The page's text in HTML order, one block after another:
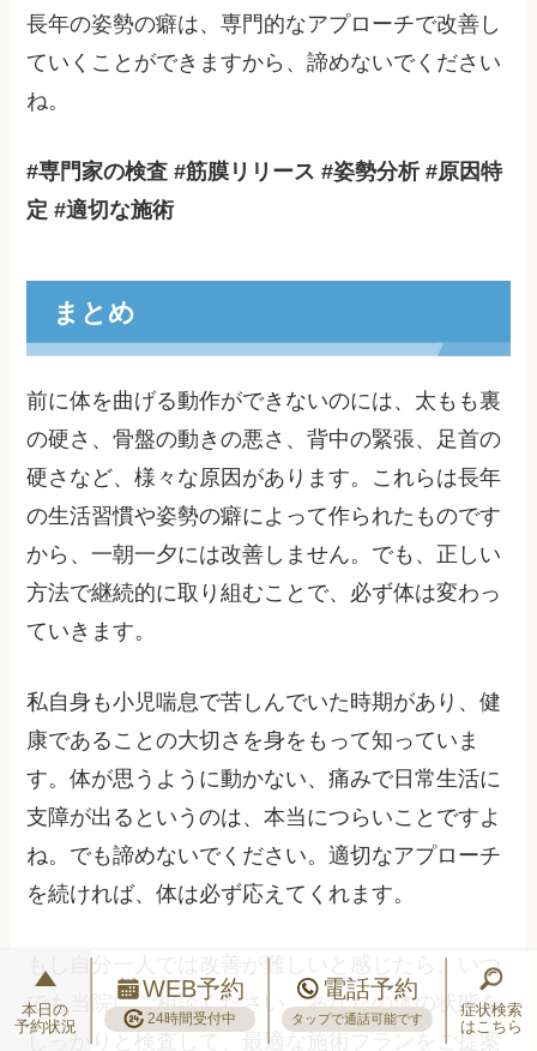
長年の姿勢の癖は、専門的なアプローチで改善し
ていくことができますから、諦めないでください
ね。
#専門家の検査 #筋膜リリース #姿勢分析 #原因特
定 #適切な施術
まとめ
前に体を曲げる動作ができないのには、太もも裏
の硬さ、骨盤の動きの悪さ、背中の緊張、足首の
硬さなど、様々な原因があります。これらは長年
の生活習慣や姿勢の癖によって作られたものです
から、一朝一夕には改善しません。でも、正しい
方法で継続的に取り組むことで、必ず体は変わっ
ていきます。
私自身も小児喘息で苦しんでいた時期があり、健
康であることの大切さを身をもって知っていま
す。体が思うように動かない、痛みで日常生活に
支障が出るというのは、本当につらいことですよ
ね。でも諦めないでください。適切なアプローチ
を続ければ、体は必ず応えてくれます。
もし自分一人では改善が難しいと感じたら、いつ
でも当院にご相談ください。あなたの体の状態を
しっかりと検査して、最適な施術プランをご提案
本日の
予約状況
WEB予約
24時間受付中
電話予約
タップで通話可能です
症状検索
はこちら